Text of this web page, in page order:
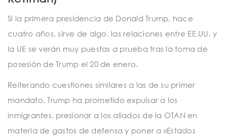
Si la primera presidencia de Donald Trump, hace
cuatro años, sirve de algo, las relaciones entre EE.UU. y
la UE se verán muy puestas a prueba tras la toma de
posesión de Trump el 20 de enero.
Reiterando cuestiones similares a las de su primer
mandato, Trump ha prometido expulsar a los
inmigrantes, presionar a los aliados de la OTAN en
materia de gastos de defensa y poner a «Estados